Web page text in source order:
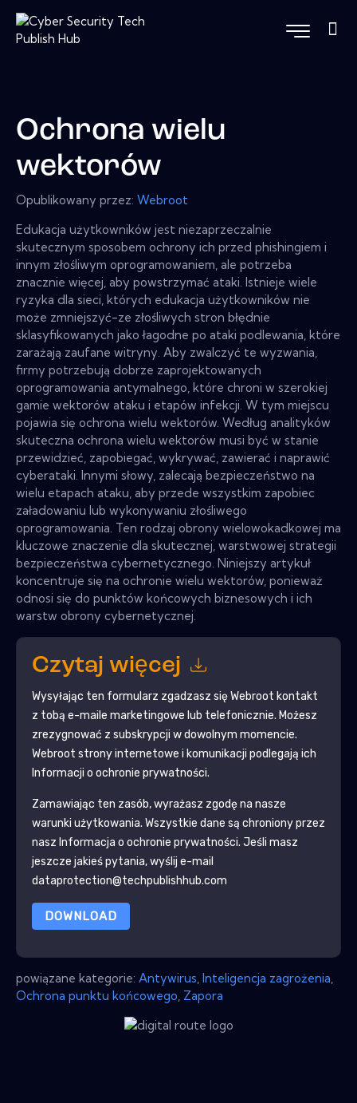
Ochrona wielu
wektorów
Opublikowany przez: Webroot
Edukacja użytkowników jest niezaprzeczalnie
skutecznym sposobem ochrony ich przed phishingiem i
innym złośliwym oprogramowaniem, ale potrzeba
znacznie więcej, aby powstrzymać ataki. Istnieje wiele
ryzyka dla sieci, których edukacja użytkowników nie
może zmniejszyć-ze złośliwych stron błędnie
sklasyfikowanych jako łagodne po ataki podlewania, które
zarażają zaufane witryny. Aby zwalczyć te wyzwania,
firmy potrzebują dobrze zaprojektowanych
oprogramowania antymalnego, które chroni w szerokiej
gamie wektorów ataku i etapów infekcji. W tym miejscu
pojawia się ochrona wielu wektorów. Według analityków
skuteczna ochrona wielu wektorów musi być w stanie
przewidzieć, zapobiegać, wykrywać, zawierać i naprawić
cyberataki. Innymi słowy, zalecają bezpieczeństwo na
wielu etapach ataku, aby przede wszystkim zapobiec
załadowaniu lub wykonywaniu złośliwego
oprogramowania. Ten rodzaj obrony wielowokadkowej ma
kluczowe znaczenie dla skutecznej, warstwowej strategii
bezpieczeństwa cybernetycznego. Niniejszy artykuł
koncentruje się na ochronie wielu wektorów, ponieważ
odnosi się do punktów końcowych biznesowych i ich
warstw obrony cybernetycznej.
Czytaj więcej
Wysyłając ten formularz zgadzasz sięWebroot kontakt
z tobą e-maile marketingowe lub telefonicznie. Możesz
zrezygnować z subskrypcji w dowolnym momencie.
Webroot strony internetowe i komunikacji podlegają ich
Informacji o ochronie prywatności.
Zamawiając ten zasób, wyrażasz zgodę na nasze
warunki użytkowania. Wszystkie dane są chroniony przez
nasz Informacja o ochronie prywatności. Jeśli masz
jeszcze jakieś pytania, wyślij e-mail
dataprotection@techpublishhub.com
DOWNLOAD
powiązane kategorie: Antywirus Inteligencja zagrożenia
Ochrona punktu końcowego Zapora